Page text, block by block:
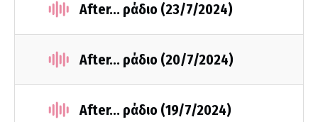
After... ράδιο (23/7/2024)
After... ράδιο (20/7/2024)
After... ράδιο (19/7/2024)